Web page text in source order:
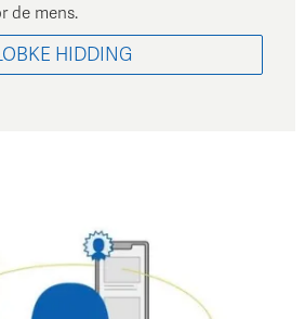
de mens.
HIDDING